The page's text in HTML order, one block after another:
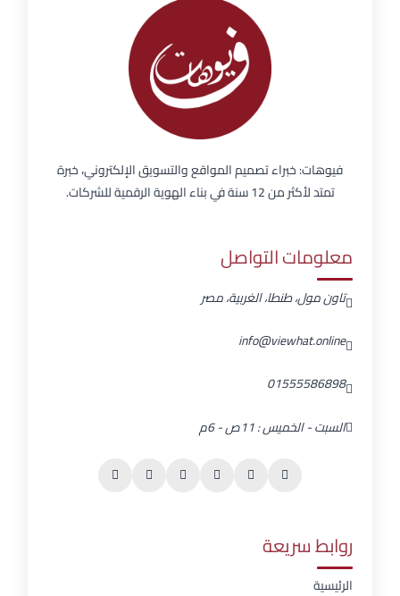
فيوهات: خبراء تصميم المواقع والتسويق الإلكتروني، خبرة
تمتد لأكثر من 12 سنة في بناء الهوية الرقمية للشركات.
معلومات التواصل
تاون مول، طنطا، الغربية، مصر
info@viewhat.online
01555586898
السبت - الخميس : 11ص - 6م
روابط سريعة
الرئيسية